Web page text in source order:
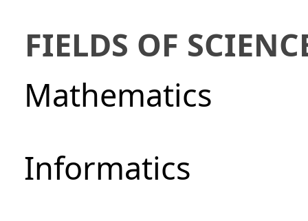
FIELDS OF
Mathematics
Informatics